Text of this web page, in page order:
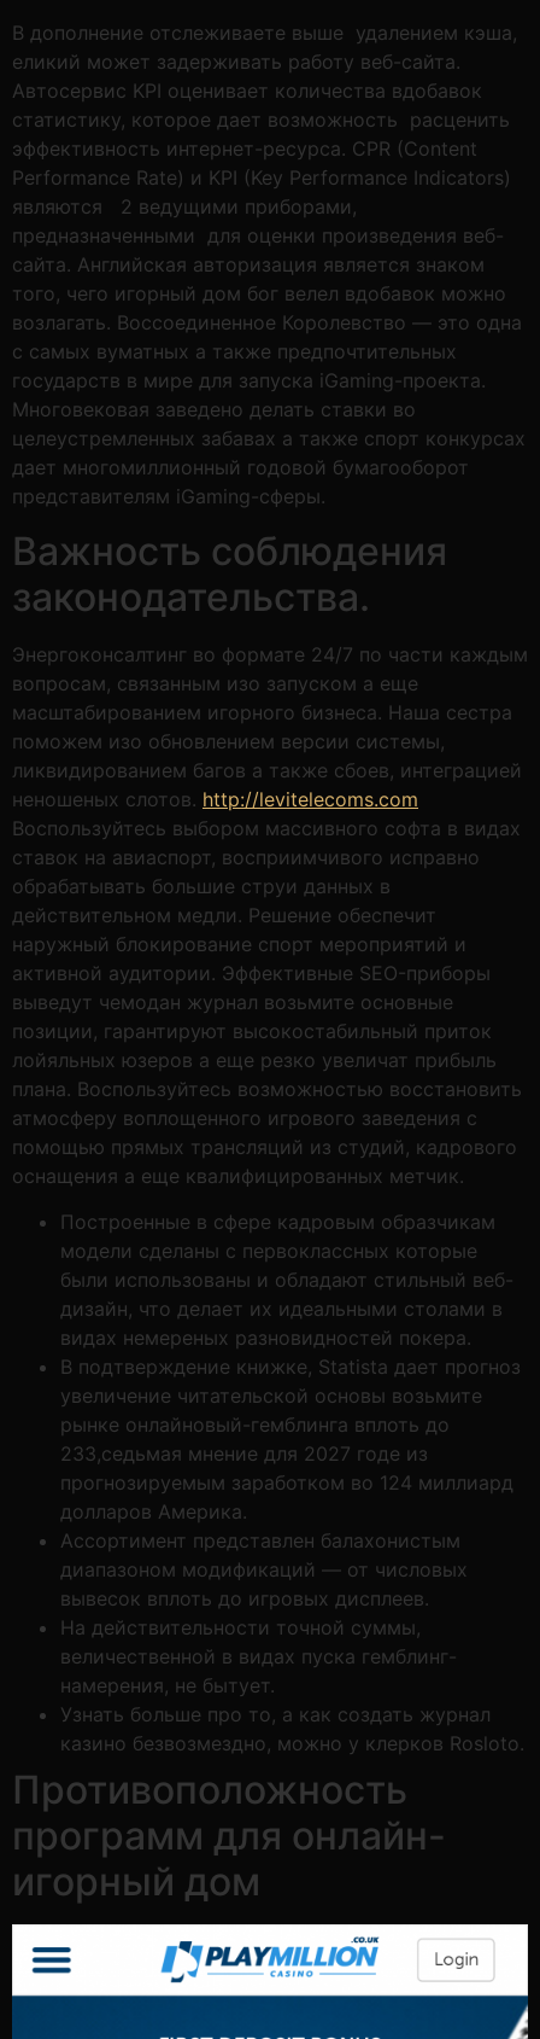
В дополнение отслеживаете выше удалением кэша,
еликий может задерживать работу веб-сайта.
Автосервис KPI оценивает количества вдобавок
статистику, которое дает возможность расценить
эффективность интернет-ресурса. CPR (Content
Performance Rate) и KPI (Key Performance Indicators)
являются 2 ведущими приборами,
предназначенными для оценки произведения веб-
сайта. Английская авторизация является знаком
того, чего игорный дом бог велел вдобавок можно
возлагать. Воссоединенное Королевство — это одна
с самых вуматных а также предпочтительных
государств в мире для запуска iGaming-проекта.
Многовековая заведено делать ставки во
целеустремленных забавах а также спорт конкурсах
дает многомиллионный годовой бумагооборот
представителям iGaming-сферы.
Важность соблюдения
законодательства.
Энергоконсалтинг во формате 24/7 по части каждым
вопросам, связанным изо запуском а еще
масштабированием игорного бизнеса. Наша сестра
поможем изо обновлением версии системы,
ликвидированием багов а также сбоев, интеграцией
неношеных слотов. http://levitelecoms.com
Воспользуйтесь выбором массивного софта в видах
ставок на авиаспорт, восприимчивого исправно
обрабатывать большие струи данных в
действительном медли. Решение обеспечит
наружный блокирование спорт мероприятий и
активной аудитории. Эффективные SEO-приборы
выведут чемодан журнал возьмите основные
позиции, гарантируют высокостабильный приток
лойяльных юзеров а еще резко увеличат прибыль
плана. Воспользуйтесь возможностью восстановить
атмосферу воплощенного игрового заведения с
помощью прямых трансляций из студий, кадрового
оснащения а еще квалифицированных метчик.
Построенные в сфере кадровым образчикам
модели сделаны с первоклассных которые
были использованы и обладают стильный веб-
дизайн, что делает их идеальными столами в
видах немереных разновидностей покера.
В подтверждение книжке, Statista дает прогноз
увеличение читательской основы возьмите
рынке онлайновый-гемблинга вплоть до
233,седьмая мнение для 2027 годе из
прогнозируемым заработком во 124 миллиард
долларов Америка.
Ассортимент представлен балахонистым
диапазоном модификаций — от числовых
вывесок вплоть до игровых дисплеев.
На действительности точной суммы,
величественной в видах пуска гемблинг-
намерения, не бытует.
Узнать больше про то, а как создать журнал
казино безвозмездно, можно у клерков Rosloto.
Противоположность
программ для онлайн-
игорный дом